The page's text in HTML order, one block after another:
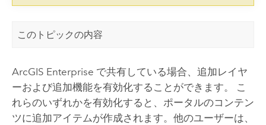
このトピックの内容
ArcGIS Enterprise で共有している場合、追加レイヤ
ーおよび追加機能を有効化することができます。 こ
れらのいずれかを有効化すると、ポータルのコンテン
ツに追加アイテムが作成されます。他のユーザーは、